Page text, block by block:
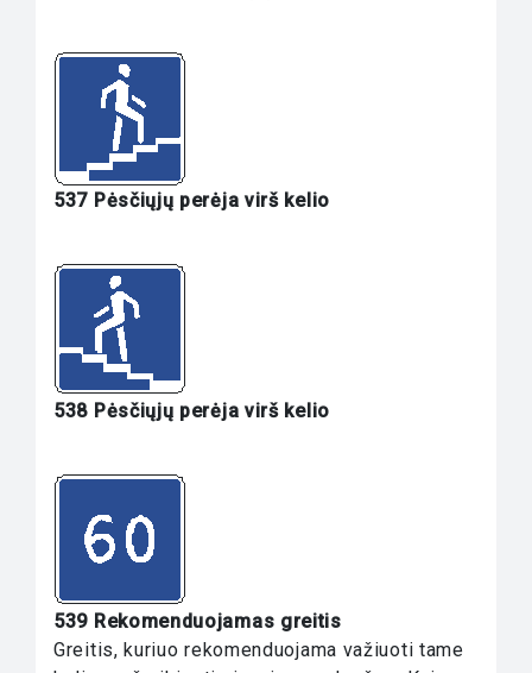
537 Pėsčiųjų perėja virš kelio
538 Pėsčiųjų perėja virš kelio
539 Rekomenduojamas greitis
Greitis, kuriuo rekomenduojama važiuoti tame